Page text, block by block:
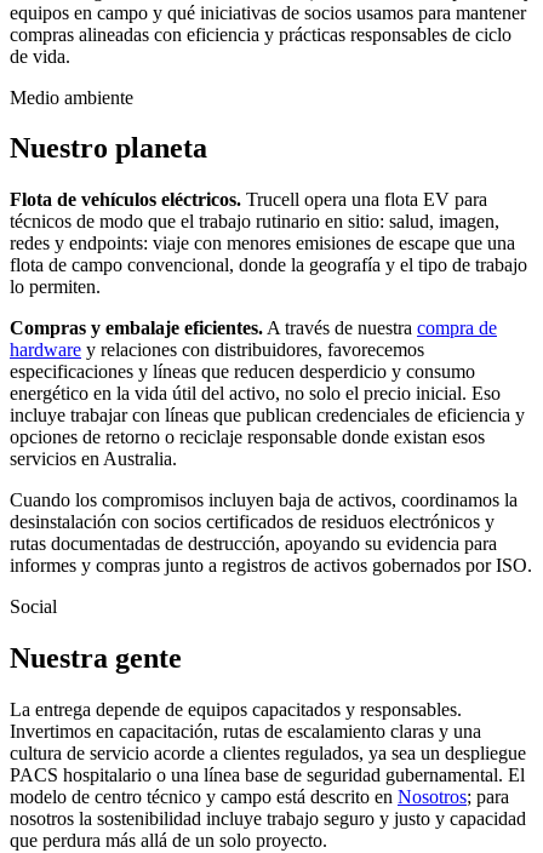
equipos en campo y qué iniciativas de socios usamos para mantener
compras alineadas con eficiencia y prácticas responsables de ciclo
de vida.
Medio ambiente
Nuestro planeta
Flota de vehículos eléctricos. Trucell opera una flota EV para
técnicos de modo que el trabajo rutinario en sitio: salud, imagen,
redes y endpoints: viaje con menores emisiones de escape que una
flota de campo convencional, donde la geografía y el tipo de trabajo
lo permiten.
Compras y embalaje eficientes. A través de nuestra compra de
hardware y relaciones con distribuidores, favorecemos
especificaciones y líneas que reducen desperdicio y consumo
energético en la vida útil del activo, no solo el precio inicial. Eso
incluye trabajar con líneas que publican credenciales de eficiencia y
opciones de retorno o reciclaje responsable donde existan esos
servicios en Australia.
Cuando los compromisos incluyen baja de activos, coordinamos la
desinstalación con socios certificados de residuos electrónicos y
rutas documentadas de destrucción, apoyando su evidencia para
informes y compras junto a registros de activos gobernados por ISO.
Social
Nuestra gente
La entrega depende de equipos capacitados y responsables.
Invertimos en capacitación, rutas de escalamiento claras y una
cultura de servicio acorde a clientes regulados, ya sea un despliegue
PACS hospitalario o una línea base de seguridad gubernamental. El
modelo de centro técnico y campo está descrito en Nosotros; para
nosotros la sostenibilidad incluye trabajo seguro y justo y capacidad
que perdura más allá de un solo proyecto.